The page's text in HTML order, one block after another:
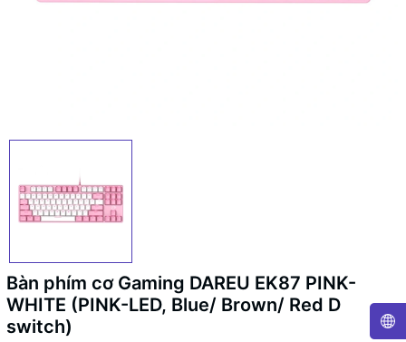
Bàn phím cơ Gaming DAREU EK87 PINK-
WHITE (PINK-LED, Blue/ Brown/ Red D
switch)